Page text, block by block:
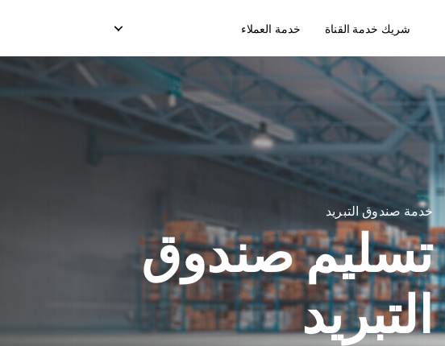
خدمة التخزين
توصيل طلب الإنجاز
تسليم صندوق التبريد
نموذج التسليم المخصص
شريك خدمة القناة خدمة العملاء
خدمة صندوق التبريد
تسليم صندوق
التبريد